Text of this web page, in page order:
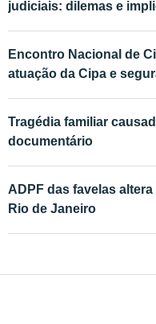
judiciais: dilemas e
Encontro Nacional de
atuação da Cipa e
Tragédia familiar
documentário
ADPF das favelas
Rio de Janeiro